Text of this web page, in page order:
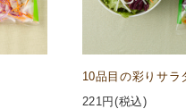
10品目の彩りサラ
221円(税込)